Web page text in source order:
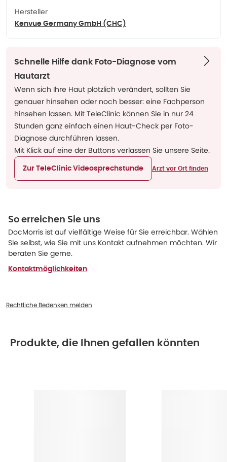
Hersteller
Kenvue Germany GmbH (CHC)
Schnelle Hilfe dank Foto-Diagnose vom
Hautarzt
Wenn sich Ihre Haut plötzlich verändert, sollten Sie
genauer hinsehen oder noch besser: eine Fachperson
hinsehen lassen. Mit TeleClinic können Sie in nur 24
Stunden ganz einfach einen Haut-Check per Foto-
Diagnose durchführen lassen.
Mit Klick auf eine der Buttons verlassen Sie unsere Seite.
Zur TeleClinic Videosprechstunde Arzt vor Ort finden
So erreichen Sie uns
DocMorris ist auf vielfältige Weise für Sie erreichbar. Wählen
Sie selbst, wie Sie mit uns Kontakt aufnehmen möchten. Wir
beraten Sie gerne.
Kontaktmöglichkeiten
Rechtliche Bedenken melden
Produkte, die Ihnen gefallen könnten